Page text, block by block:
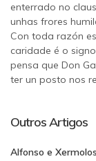
enterrado no
unhas frores
Con toda razón
caridade é o
pensa que Don
ter un posto nos
Outros Artigos
Alfonso e Xermolos